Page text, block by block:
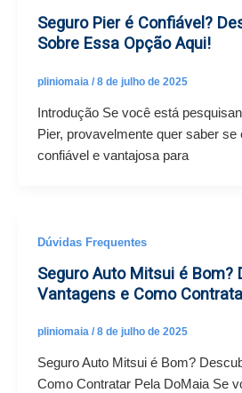
Seguro Pier é Confiável?
Sobre Essa Opção Aqui!
pliniomaia / 8 de julho de 2025
Introdução Se você está
Pier, provavelmente quer saber se
confiável e vantajosa para
Dúvidas Frequentes
Seguro Auto Mitsui é Bom?
Vantagens e Como
pliniomaia / 8 de julho de 2025
Seguro Auto Mitsui é Bom?
Como Contratar Pela DoMaia Se